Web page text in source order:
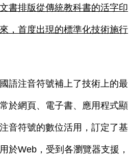
書排版從傳統教科書的活字印
，首度出現的標準化技術施行
語注音符號補上了技術上的最
於網頁、電子書、應用程式顯
音符號的數位活用，訂定了基
於Web，受到各瀏覽器支援，